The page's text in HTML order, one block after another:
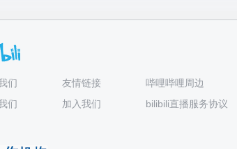
们 友情链接
哔哩哔哩周边
们
加入我们 bilibili直播服务协议